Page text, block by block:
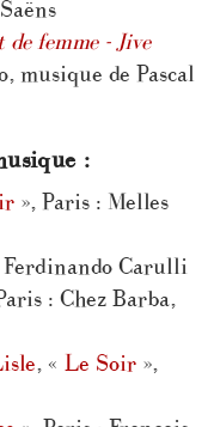
femme - Jive
musique de Pascal
:
», Paris : Melles
Ferdinando Carulli
: Chez Barba,
, « Le Soir »,